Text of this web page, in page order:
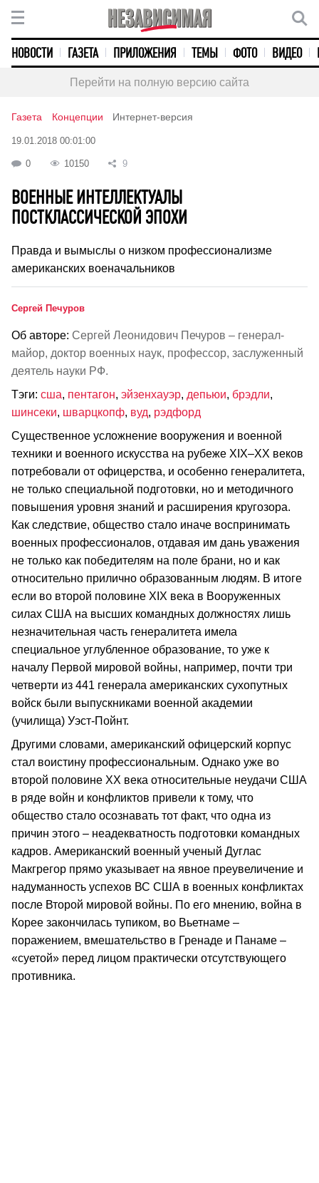
НОВОСТИ ГАЗЕТА ПРИЛОЖЕНИЯ ТЕМЫ ФОТО ВИДЕО
Перейти на полную версию сайта
Газета Концепции Интернет-версия
19.01.2018 00:01:00
0 10150 9
ВОЕННЫЕ ИНТЕЛЛЕКТУАЛЫ
ПОСТКЛАССИЧЕСКОЙ ЭПОХИ
Правда и вымыслы о низком профессионализме
американских военачальников
Сергей Печуров
Об авторе: Сергей Леонидович Печуров – генерал-
майор, доктор военных наук, профессор, заслуженный
деятель науки РФ.
Тэги: сша, пентагон, эйзенхауэр, депьюи, брэдли,
шинсеки, шварцкопф, вуд, рэдфорд
Существенное усложнение вооружения и военной
техники и военного искусства на рубеже XIX–XX веков
потребовали от офицерства, и особенно генералитета,
не только специальной подготовки, но и методичного
повышения уровня знаний и расширения кругозора.
Как следствие, общество стало иначе воспринимать
военных профессионалов, отдавая им дань уважения
не только как победителям на поле брани, но и как
относительно прилично образованным людям. В итоге
если во второй половине XIX века в Вооруженных
силах США на высших командных должностях лишь
незначительная часть генералитета имела
специальное углубленное образование, то уже к
началу Первой мировой войны, например, почти три
четверти из 441 генерала американских сухопутных
войск были выпускниками военной академии
(училища) Уэст-Пойнт.
Другими словами, американский офицерский корпус
стал воистину профессиональным. Однако уже во
второй половине ХХ века относительные неудачи США
в ряде войн и конфликтов привели к тому, что
общество стало осознавать тот факт, что одна из
причин этого – неадекватность подготовки командных
кадров. Американский военный ученый Дуглас
Макгрегор прямо указывает на явное преувеличение и
надуманность успехов ВС США в военных конфликтах
после Второй мировой войны. По его мнению, война в
Корее закончилась тупиком, во Вьетнаме –
поражением, вмешательство в Гренаде и Панаме –
«суетой» перед лицом практически отсутствующего
противника.